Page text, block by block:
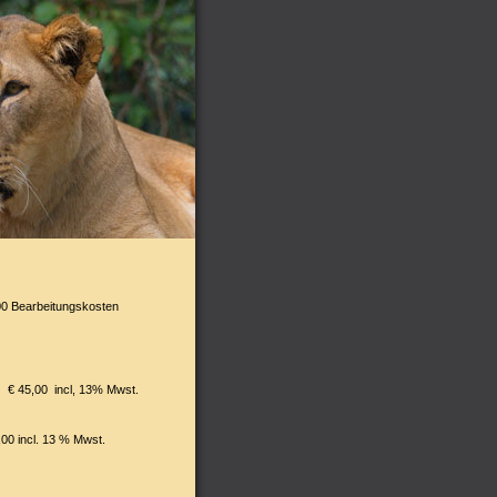
Bearbeitungskosten
45,00 incl, 13% Mwst.
incl. 13 % Mwst.